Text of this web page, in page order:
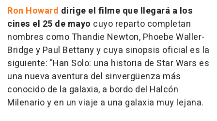
Ron Howard dirige el filme que llegará a los
cines el 25 de mayo cuyo reparto completan
nombres como Thandie Newton, Phoebe Waller-
Bridge y Paul Bettany y cuya sinopsis oficial es la
siguiente: "Han Solo: una historia de Star Wars es
una nueva aventura del sinvergüenza más
conocido de la galaxia, a bordo del Halcón
Milenario y en un viaje a una galaxia muy lejana.